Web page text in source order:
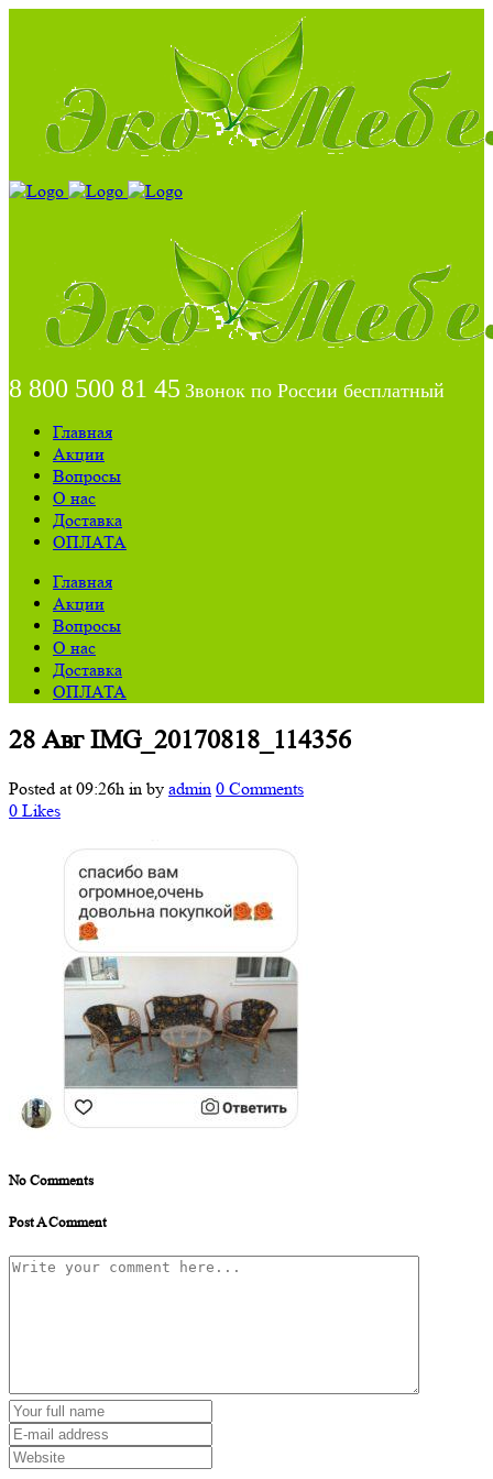
8 800 500 81 45 Звонок по России бесплатный
Главная
Акции
Вопросы
О нас
Доставка
ОПЛАТА
Главная
Акции
Вопросы
О нас
Доставка
ОПЛАТА
28 АвгIMG_20170818_114356
Posted at 09:26h in by admin 0 Comments
0 Likes
No Comments
Post A Comment